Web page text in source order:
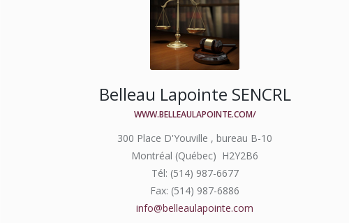
Belleau Lapointe SENCRL
WWW.BELLEAULAPOINTE.COM/
300 Place D'Youville , bureau B-10
Montréal (Québec) H2Y2B6
Tél: (514) 987-6677
Fax: (514) 987-6886
info@belleaulapointe.com